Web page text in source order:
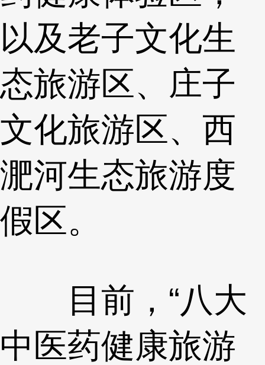
以及老子文化生
态旅游区、庄子
文化旅游区、西
淝河生态旅游度
假区。
目前，“八大
中医药健康旅游